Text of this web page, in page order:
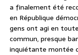
a finalement été
en République
gens ont agi en
commun, presque
inquiétante montée